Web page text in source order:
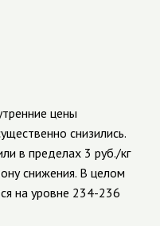
цены
снизились.
в пределах 3 руб./кг
снижения. В целом
на уровне 234-236